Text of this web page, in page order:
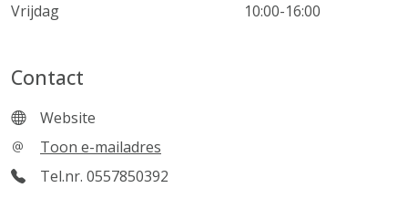
Vrijdag
10:00-16:00
Contact
Website
Toon e-mailadres
Tel.nr. 0557850392